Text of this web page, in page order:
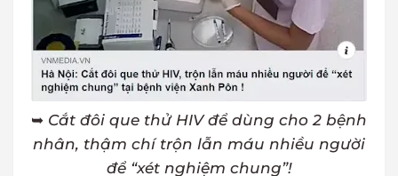
➥ Cắt đôi que thử HIV để dùng cho 2 bệnh
nhân, thậm chí trộn lẫn máu nhiều người
để “xét nghiệm chung”!